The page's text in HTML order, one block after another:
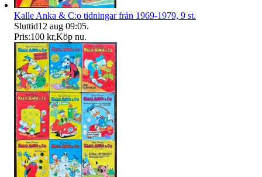
Kalle Anka & C:o tidningar från 1969-1979, 9 st.
Sluttid12 aug 09:05.
Pris:100 kr,Köp nu.